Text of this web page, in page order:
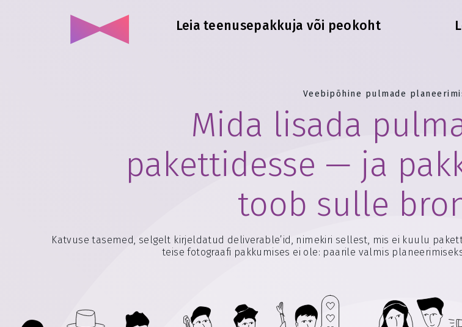
Leia teenusepakkuja või peokoht
Veebipõhine pulmade
Mida lisada
pakettidesse — ja
toob sulle
Katvuse tasemed, selgelt kirjeldatud deliverable’id, nimekiri sellest, mis ei kuulu
teise fotograafi pakkumises ei ole: paarile valmis